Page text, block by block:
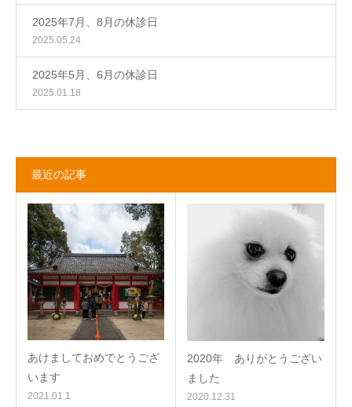
2025年7月、8月の休診日
2025.05.24
2025年5月、6月の休診日
2025.01.18
最近の記事
あけましておめでとうござ
います
2021.01.1
2020年 ありがとうござい
ました
2020.12.31